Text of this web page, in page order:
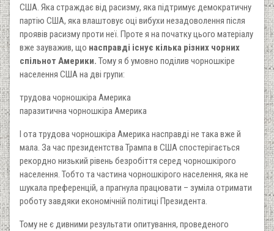
США. Яка страждає від расизму, яка підтримує демократичну
партію США, яка влаштовує оці вибухи незадоволення після
проявів расизму проти неї. Проте я на початку цього матеріалу
вже зауважив, що насправді існує кілька різних чорних
спільнот Америки. Тому я б умовно поділив чорношкіре
населення США на дві групи:
трудова чорношкіра Америка
паразитична чорношкіра Америка
І ота трудова чорношкіра Америка насправді не така вже й
мала. За час президентства Трампа в США спостерігається
рекордно низький рівень безробіття серед чорношкірого
населення. Тобто та частина чорношкірого населення, яка не
шукала преференцій, а прагнула працювати – зуміла отримати
роботу завдяки економічній політиці Президента.
Тому не є дивними результати опитування, проведеного